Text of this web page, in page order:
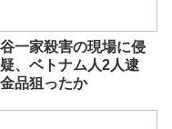
一家殺害の現場に侵
、ベトナム人2人逮
品狙ったか